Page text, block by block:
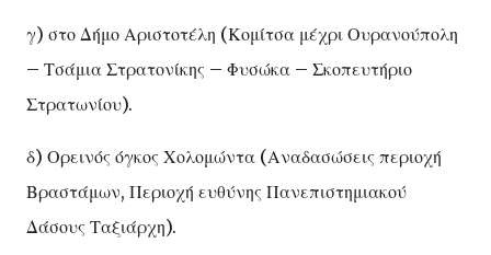
γ) στο Δήμο Αριστοτέλη (Κομίτσα μέχρι Ουρανούπολη
– Τσάμια Στρατονίκης – Φυσώκα – Σκοπευτήριο
Στρατωνίου).
δ) Ορεινός όγκος Χολομώντα (Αναδασώσεις περιοχή
Βραστάμων, Περιοχή ευθύνης Πανεπιστημιακού
Δάσους Ταξιάρχη).